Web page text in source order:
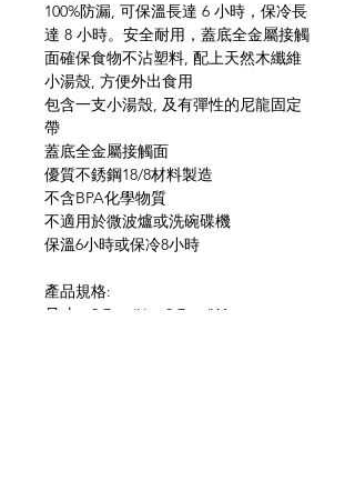
100%防漏, 可保溫長達 6 小時，保冷長
達 8 小時。安全耐用，蓋底全金屬接觸
面確保食物不沾塑料, 配上天然木纖維
小湯殼, 方便外出食用
包含一支小湯殼, 及有彈性的尼龍固定
帶
蓋底全金屬接觸面
優質不銹鋼18/8材料製造
不含BPA化學物質
不適用於微波爐或洗碗碟機
保溫6小時或保冷8小時
產品規格:
尺寸：8.7cm(L) x 8.7cm(W) x